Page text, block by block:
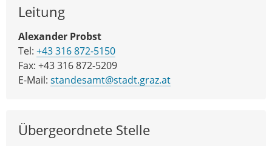
Leitung
Alexander Probst
Tel: +43 316 872-5150
Fax: +43 316 872-5209
E-Mail: standesamt@stadt.graz.at
Übergeordnete Stelle